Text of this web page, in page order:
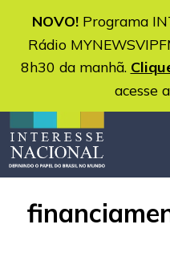
NOVO!Programa
Rádio
8h30 da manhã.
acesse